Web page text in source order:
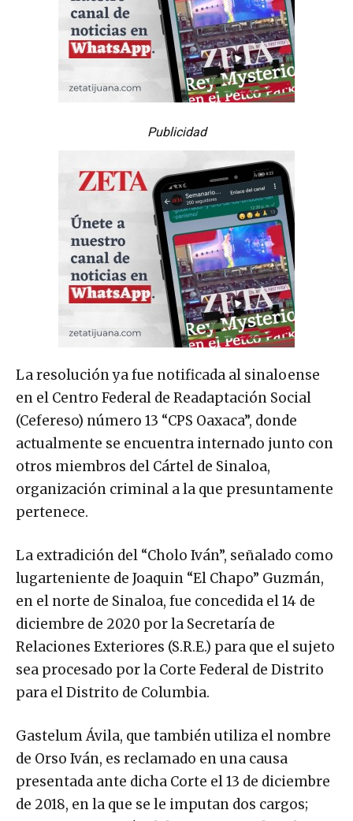
Publicidad
La resolución ya fue notificada al sinaloense
en el Centro Federal de Readaptación Social
(Cefereso) número 13 “CPS Oaxaca”, donde
actualmente se encuentra internado junto con
otros miembros del Cártel de Sinaloa,
organización criminal a la que presuntamente
pertenece.
La extradición del “Cholo Iván”, señalado como
lugarteniente de Joaquin “El Chapo” Guzmán,
en el norte de Sinaloa, fue concedida el 14 de
diciembre de 2020 por la Secretaría de
Relaciones Exteriores (S.R.E.) para que el sujeto
sea procesado por la Corte Federal de Distrito
para el Distrito de Columbia.
Gastelum Ávila, que también utiliza el nombre
de Orso Iván, es reclamado en una causa
presentada ante dicha Corte el 13 de diciembre
de 2018, en la que se le imputan dos cargos;